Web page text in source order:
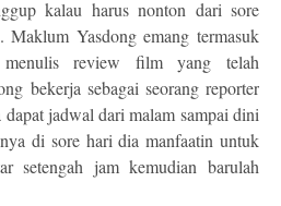
kalau harus nonton dari sore
Maklum Yasdong emang termasuk
review film yang telah
bekerja sebagai seorang reporter
dapat jadwal dari malam sampai dini
di sore hari dia manfaatin untuk
setengah jam kemudian barulah